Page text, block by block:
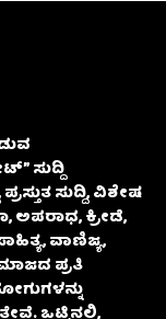
ಸುದ್ದಿ
ಸುದ್ದಿ, ವಿಶೇಷ
ಕ್ರೀಡೆ,
ವಾಣಿಜ್ಯ,
ಪ್ರತಿ